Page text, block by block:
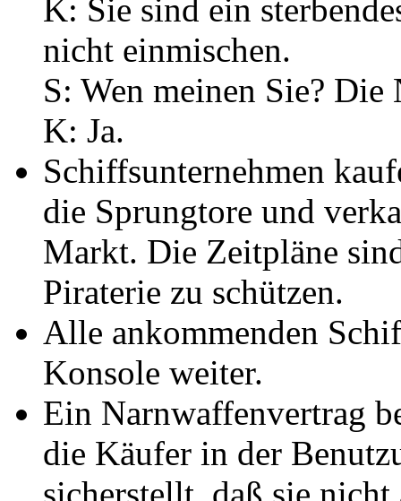
K: Sie sind ein
nicht einmischen.
S: Wen meinen Sie?
K: Ja.
Schiffsunternehmen
die Sprungtore und
Markt. Die Zeitpläne
Piraterie zu schützen.
Alle ankommenden
Konsole weiter.
Ein Narnwaffenvertrag
die Käufer in der
sicherstellt, daß sie